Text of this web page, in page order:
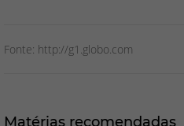
Fonte: http://g1.globo.com
Matérias recomendadas